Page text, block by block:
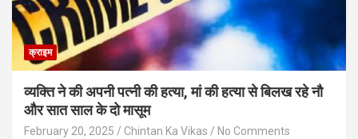
क्राइम
व्यक्ति ने की अपनी पत्नी की हत्या, मां की हत्या से बिलख रहे नौ
और सात साल के दो मासूम
February 20, 2025 Chintan Ka Vikas No Comments